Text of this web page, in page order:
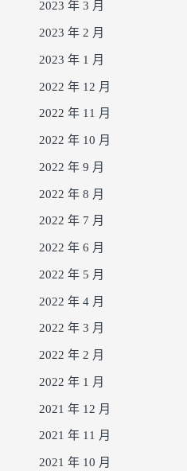
2023 年 3 月
2023 年 2 月
2023 年 1 月
2022 年 12 月
2022 年 11 月
2022 年 10 月
2022 年 9 月
2022 年 8 月
2022 年 7 月
2022 年 6 月
2022 年 5 月
2022 年 4 月
2022 年 3 月
2022 年 2 月
2022 年 1 月
2021 年 12 月
2021 年 11 月
2021 年 10 月